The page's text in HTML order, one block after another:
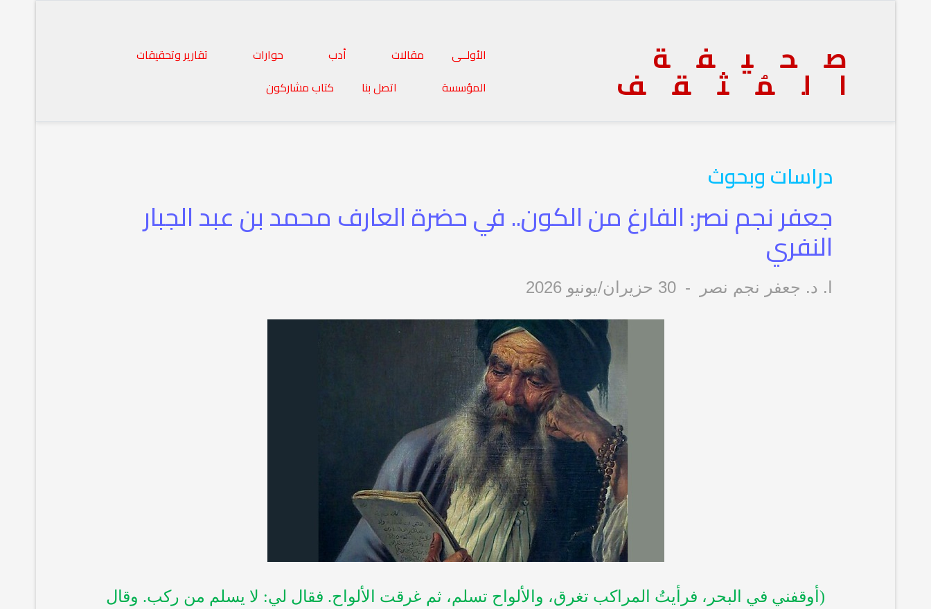
صحيفة
المُثقف
الأولــى مقالات أدب حوارات
تقارير وتحقيقات
المؤسسة
اتصل بنا كتاب مشاركون
دراسات وبحوث
جعفر نجم نصر: الفارغ من الكون.. في حضرة العارف محمد بن عبد الجبار
النفري
ا. د. جعفر نجم نصر 30 حزيران/يونيو 2026
(أوقفني في البحر، فرأيتُ المراكب تغرق، والألواح تسلم، ثم غرقت الألواح. فقال لي: لا يسلم من ركب. وقال